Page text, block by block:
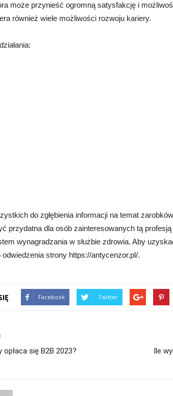
może przynieść ogromną satysfakcję i
również wiele możliwości rozwoju kariery.
do zgłębienia informacji na temat
przydatna dla osób zainteresowanych tą
wynagradzania w służbie zdrowia. Aby
strony https://antycenzor.pl/.
Facebook Twitter
opłaca się B2B 2023? Ile